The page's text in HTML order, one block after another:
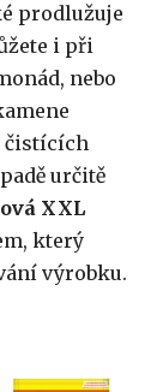
prodlužuje
i při
nebo
čistících
určitě
XXL
který
výrobku.